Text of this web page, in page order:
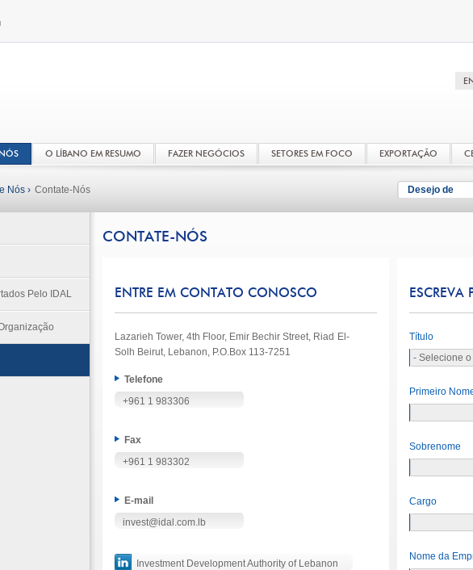
O LÍBANO EM RESUMO FAZER NEGÓCIOS SETORES EM FOCO EXPORTAÇÃO
Desejo de
Nós › Contate-Nós
Pelo IDAL
CONTATE-NÓS
ENTRE EM CONTATO CONOSCO
Lazarieh Tower, 4th Floor, Emir Bechir Street, Riad El-
Solh Beirut, Lebanon, P.O.Box 113-7251
Telefone
+961 1 983306
Fax
+961 1 983302
E-mail
invest@idal.com.lb
Investment Development Authority of Lebanon
ESCREVA
Título
Primeiro
Sobrenome
Cargo
Nome da